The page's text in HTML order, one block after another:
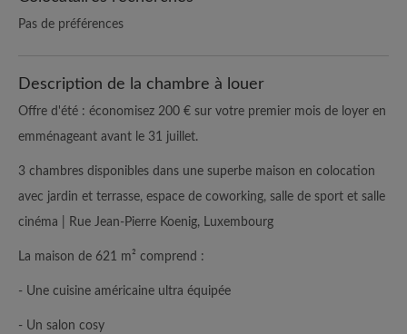
Pas de préférences
Description de la chambre à louer
Offre d'été : économisez 200 € sur votre premier mois de loyer en
emménageant avant le 31 juillet.
3 chambres disponibles dans une superbe maison en colocation
avec jardin et terrasse, espace de coworking, salle de sport et salle
cinéma | Rue Jean-Pierre Koenig, Luxembourg
La maison de 621 m² comprend :
- Une cuisine américaine ultra équipée
- Un salon cosy